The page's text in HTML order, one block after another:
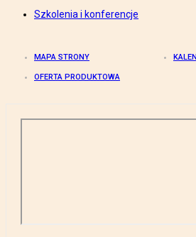
Szkolenia i konferencje
MAPA STRONY
OFERTA PRODUKTOWA